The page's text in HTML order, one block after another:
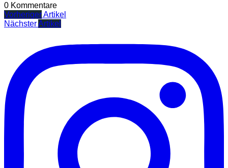
0 Kommentare
VorherigerArtikel
NächsterArtikel